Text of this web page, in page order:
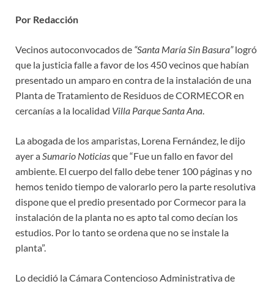
Por Redacción
Vecinos autoconvocados de “Santa María Sin Basura”logró
que la justicia falle a favor de los 450 vecinos que habían
presentado un amparo en contra de la instalación de una
Planta de Tratamiento de Residuos de CORMECOR en
cercanías a la localidad Villa Parque Santa Ana.
La abogada de los amparistas, Lorena Fernández, le dijo
ayer aSumario Noticiasque “Fue un fallo en favor del
ambiente. El cuerpo del fallo debe tener 100 páginas y no
hemos tenido tiempo de valorarlo pero la parte resolutiva
dispone que el predio presentado por Cormecor para la
instalación de la planta no es apto tal como decían los
estudios. Por lo tanto se ordena que no se instale la
planta”.
Lo decidió la Cámara Contencioso Administrativa de